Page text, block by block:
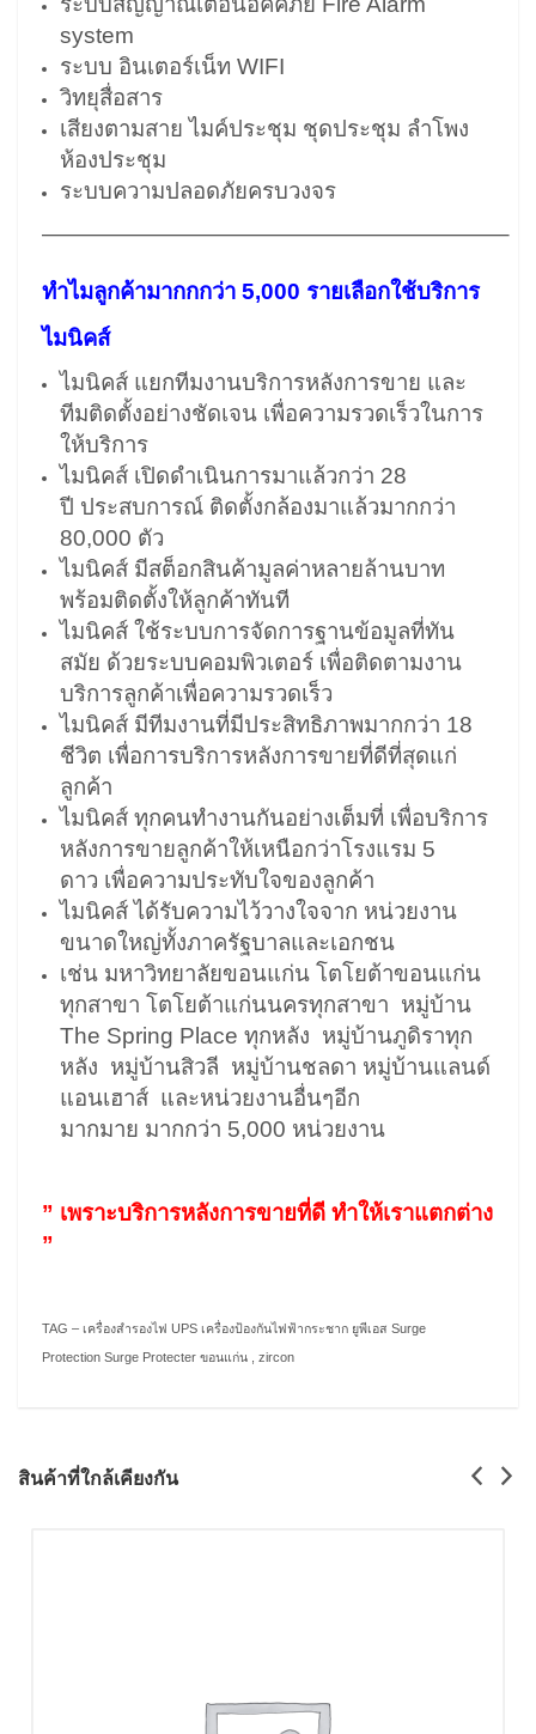
system
ระบบ อินเตอร์เน็ท WIFI
วิทยุสื่อสาร
เสียงตามสาย ไมค์ประชุม ชุดประชุม ลำโพง
ห้องประชุม
ระบบความปลอดภัยครบวงจร
————————————————————–
ทำไมลูกค้ามากกกว่า 5,000 รายเลือกใช้บริการ
ไมนิคส์
ไมนิคส์ แยกทีมงานบริการหลังการขาย และ
ทีมติดตั้งอย่างชัดเจน เพื่อความรวดเร็วในการ
ให้บริการ
ไมนิคส์ เปิดดำเนินการมาแล้วกว่า 28
ปี ประสบการณ์ ติดตั้งกล้องมาแล้วมากกว่า
80,000 ตัว
ไมนิคส์ มีสต็อกสินค้ามูลค่าหลายล้านบาท
พร้อมติดตั้งให้ลูกค้าทันที
ไมนิคส์ ใช้ระบบการจัดการฐานข้อมูลที่ทัน
สมัย ด้วยระบบคอมพิวเตอร์ เพื่อติดตามงาน
บริการลูกค้าเพื่อความรวดเร็ว
ไมนิคส์ มีทีมงานที่มีประสิทธิภาพมากกว่า 18
ชีวิต เพื่อการบริการหลังการขายที่ดีที่สุดแก่
ลูกค้า
ไมนิคส์ ทุกคนทำงานกันอย่างเต็มที่ เพื่อบริการ
หลังการขายลูกค้าให้เหนือกว่าโรงแรม 5
ดาว เพื่อความประทับใจของลูกค้า
ไมนิคส์ ได้รับความไว้วางใจจาก หน่วยงาน
ขนาดใหญ่ทั้งภาครัฐบาลและเอกชน
เช่น มหาวิทยาลัยขอนแก่น โตโยต้าขอนแก่น
ทุกสาขา โตโยต้าแก่นนครทุกสาขา หมู่บ้าน
The Spring Place ทุกหลัง หมู่บ้านภูดิราทุก
หลัง หมู่บ้านสิวลี หมู่บ้านชลดา หมู่บ้านแลนด์
แอนเฮาส์ และหน่วยงานอื่นๆอีก
มากมาย มากกว่า 5,000 หน่วยงาน
” เพราะบริการหลังการขายที่ดี ทำให้เราแตกต่าง
”
TAG – เครื่องสำรองไฟ UPS เครื่องป้องกันไฟฟ้ากระชาก ยูพีเอส Surge
Protection Surge Protecter ขอนแก่น , zircon
สินค้าที่ใกล้เคียงกัน